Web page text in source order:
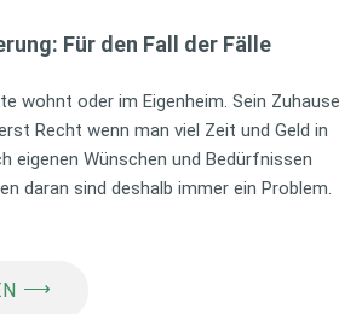
Für den Fall der Fälle
wohnt oder im Eigenheim. Sein Zuhause
Recht wenn man viel Zeit und Geld in
eigenen Wünschen und Bedürfnissen
daran sind deshalb immer ein Problem.
⟶